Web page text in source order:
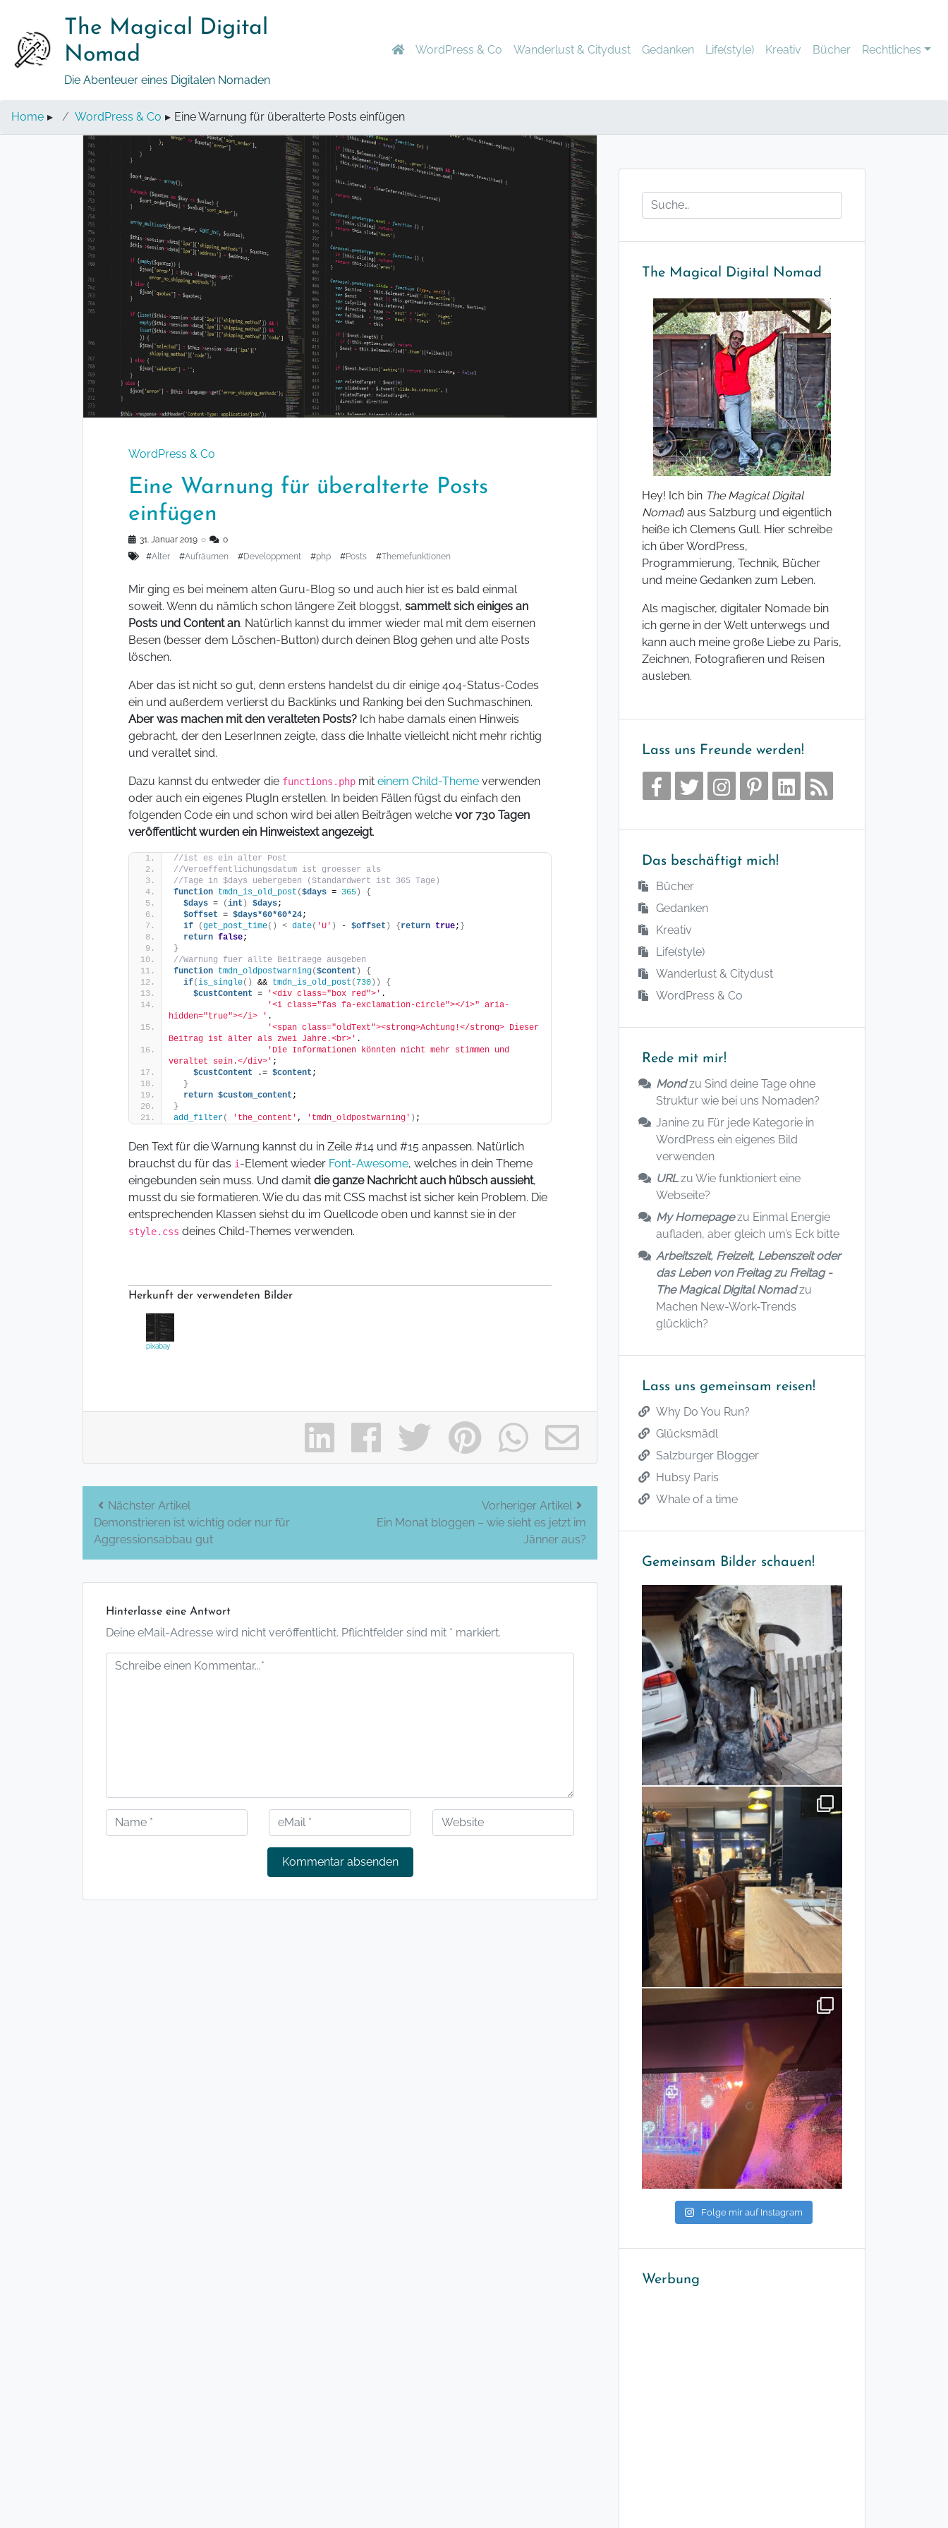
Inhalt
The Magical Digital
Nomad
Die Abenteuer eines Digitalen Nomaden
WordPress & Co Wanderlust & Citydust Gedanken Life(style) Kreativ Bücher Rechtliches
Home ▸ WordPress & Co ▸ Eine Warnung für überalterte Posts einfügen
WordPress & Co
Eine Warnung für überalterte Posts
einfügen
31. Januar 2019 ◌
0
#Alter #Aufräumen #Developpment #php #Posts #Themefunktionen
Mir ging es bei meinem alten Guru-Blog so und auch hier ist es bald einmal
soweit. Wenn du nämlich schon längere Zeit bloggst, sammelt sich einiges an
Posts und Content an. Natürlich kannst du immer wieder mal mit dem eisernen
Besen (besser dem Löschen-Button) durch deinen Blog gehen und alte Posts
löschen.
Aber das ist nicht so gut, denn erstens handelst du dir einige 404-Status-Codes
ein und außerdem verlierst du Backlinks und Ranking bei den Suchmaschinen.
Aber was machen mit den veralteten Posts? Ich habe damals einen Hinweis
gebracht, der den LeserInnen zeigte, dass die Inhalte vielleicht nicht mehr richtig
und veraltet sind.
Dazu kannst du entweder die functions.php mit einem Child-Theme verwenden
oder auch ein eigenes PlugIn erstellen. In beiden Fällen fügst du einfach den
folgenden Code ein und schon wird bei allen Beiträgen welche vor 730 Tagen
veröffentlicht wurden ein Hinweistext angezeigt.
//ist es ein alter Post
//Veroeffentlichungsdatum ist groesser als
//Tage in $days uebergeben (Standardwert ist 365 Tage)
function tmdn_is_old_post ($days = 365 )
{
$days = (int ) $days;
$offset = $days*60*60*24;
if
(get_post_time() < date( 'U' ) - $offset ) { return true; }
return false;
}
//Warnung fuer allte Beitraege ausgeben
function tmdn_oldpostwarning($content )
{
if(is_single() && tmdn_is_old_post ( 730 ))
{
$custContent = '<div class="box red">' .
'<i class="fas fa-exclamation-circle"></i>" aria-
hidden="true"></i> ' .
'<span class="oldText"><strong>Achtung!</strong> Dieser
Beitrag ist älter als zwei Jahre.<br>' .
'Die Informationen könnten nicht mehr stimmen und
veraltet sein.</div>' ;
$custContent .= $content ;
}
return $custom_content ;
}
add_filter( 'the_content' , 'tmdn_oldpostwarning' ) ;
Den Text für die Warnung kannst du in Zeile #14 und #15 anpassen. Natürlich
brauchst du für das i -Element wieder Font-Awesome, welches in dein Theme
eingebunden sein muss. Und damit die ganze Nachricht auch hübsch aussieht,
musst du sie formatieren. Wie du das mit CSS machst ist sicher kein Problem. Die
entsprechenden Klassen siehst du im Quellcode oben und kannst sie in der
style.css deines Child-Themes verwenden.
Herkunft der verwendeten Bilder
pixabay
Beitrags-
Navigation
Nächster Artikel
Demonstrieren ist wichtig oder nur für
Aggressionsabbau gut
Vorheriger Artikel
Ein Monat bloggen – wie sieht es jetzt im
Jänner aus?
Hinterlasse eine Antwort
Deine eMail-Adresse wird nicht veröffentlicht. Pflichtfelder sind mit * markiert.
The Magical Digital Nomad
Hey! Ich bin The Magical Digital
Nomad) aus Salzburg und eigentlich
heiße ich Clemens Gull. Hier schreibe
ich über WordPress,
Programmierung, Technik, Bücher
und meine Gedanken zum Leben.
Als magischer, digitaler Nomade bin
ich gerne in der Welt unterwegs und
kann auch meine große Liebe zu Paris,
Zeichnen, Fotografieren und Reisen
ausleben.
Lass uns Freunde werden!
Das beschäftigt mich!
Bücher
Gedanken
Kreativ
Life(style)
Wanderlust & Citydust
WordPress & Co
Rede mit mir!
Mondzu Sind deine Tage ohne
Struktur wie bei uns Nomaden?
Janine zu Für jede Kategorie in
WordPress ein eigenes Bild
verwenden
URLzu Wie funktioniert eine
Webseite?
My Homepagezu Einmal Energie
aufladen, aber gleich um’s Eck bitte
Arbeitszeit, Freizeit, Lebenszeit oder
das Leben von Freitag zu Freitag -
The Magical Digital Nomadzu
Machen New-Work-Trends
glücklich?
Lass uns gemeinsam reisen!
Why Do You Run?
Glücksmädl
Salzburger Blogger
Hubsy Paris
Whale of a time
Gemeinsam Bilder schauen!
Folge mir auf Instagram
Werbung